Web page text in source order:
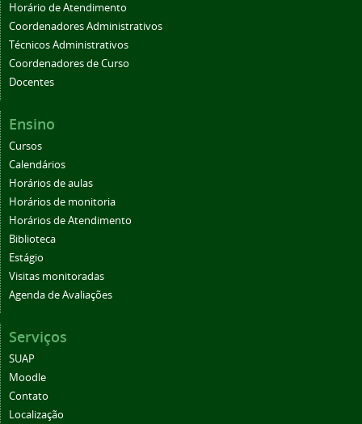
Horário de Atendimento
Coordenadores Administrativos
Técnicos Administrativos
Coordenadores de Curso
Docentes
Ensino
Cursos
Calendários
Horários de aulas
Horários de monitoria
Horários de Atendimento
Biblioteca
Estágio
Visitas monitoradas
Agenda de Avaliações
Serviços
SUAP
Moodle
Contato
Localização